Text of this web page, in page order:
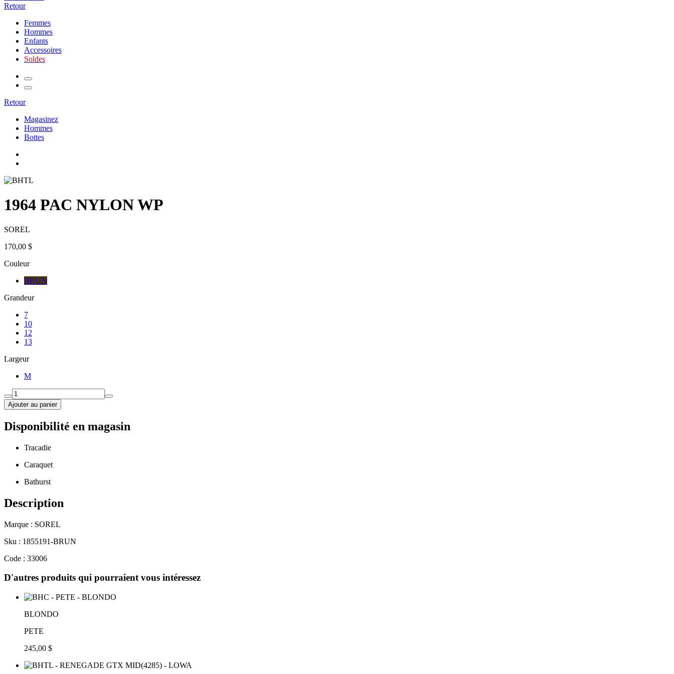
Retour
Femmes
Hommes
Enfants
Accessoires
Soldes
Retour
Magasinez
Hommes
Bottes
1964 PAC NYLON WP
SOREL
170,00 $
Couleur
BRUN
Grandeur
7
10
12
13
Largeur
M
Ajouter au panier
Disponibilité en magasin
Tracadie
Caraquet
Bathurst
Description
Marque : SOREL
Sku : 1855191-BRUN
Code : 33006
D'autres produits qui pourraient vous intéressez
BLONDO
PETE
245,00 $